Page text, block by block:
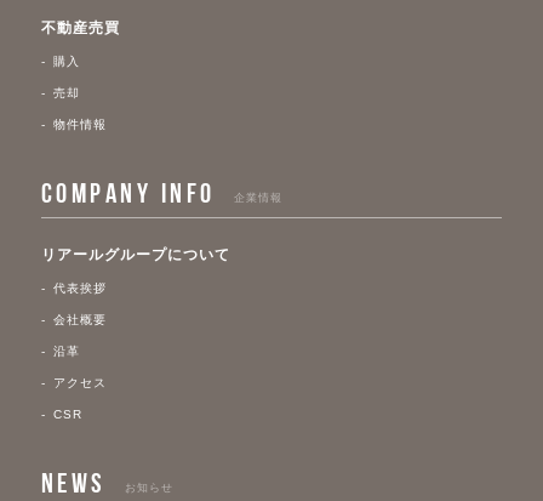
不動産売買
購入
売却
物件情報
COMPANY INFO 企業情報
リアールグループについて
代表挨拶
会社概要
沿革
アクセス
CSR
NEWS お知らせ